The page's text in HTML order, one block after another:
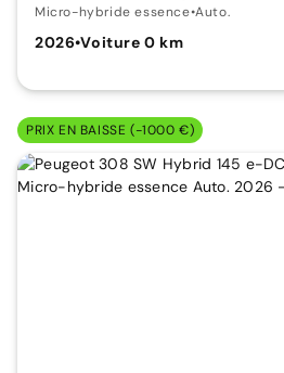
Micro-hybride essence•Auto.
2026•Voiture 0 km
PRIX EN BAISSE (-1000 €)